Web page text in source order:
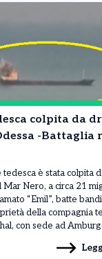
colpita da
-Battaglia
è stata colpita
Mar Nero, a circa 21
“Emil”, batte
della compagnia
con sede ad
sistemi […]